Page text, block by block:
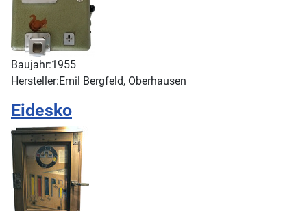
Baujahr:1955
Hersteller:Emil Bergfeld, Oberhausen
Eidesko